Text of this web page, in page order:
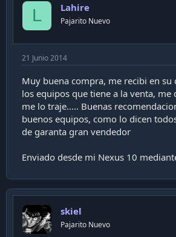
L Lahire
Pajarito Nuevo
21 Junio 2014
Muy buena compra, me recibi en su
los equipos que tiene a la venta, me
me lo traje..... Buenas
buenos equipos, como lo dicen
de garanta gran vendedor
Enviado desde mi Nexus 10
skiel
Pajarito Nuevo